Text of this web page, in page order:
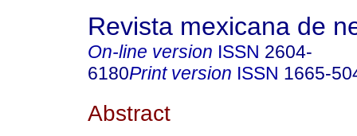
Revista mexicana de
On-line version ISSN 2604-
6180Print version ISSN 1665-
Abstract